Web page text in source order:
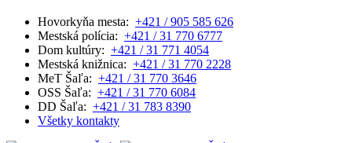
Hovorkyňa mesta: +421 / 905 585 626
Mestská polícia: +421 / 31 770 6777
Dom kultúry: +421 / 31 771 4054
Mestská knižnica: +421 / 31 770 2228
MeT Šaľa: +421 / 31 770 3646
OSS Šaľa: +421 / 31 770 6084
DD Šaľa: +421 / 31 783 8390
Všetky kontakty